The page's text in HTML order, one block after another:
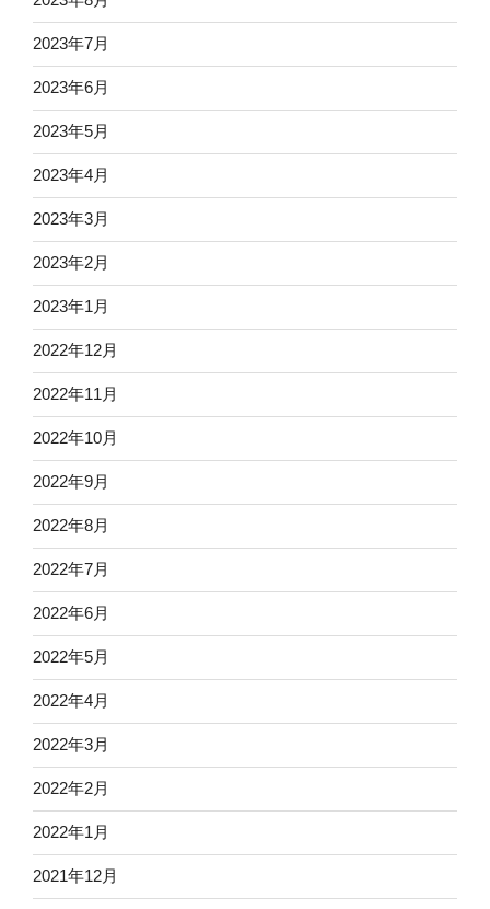
2023年7月
2023年6月
2023年5月
2023年4月
2023年3月
2023年2月
2023年1月
2022年12月
2022年11月
2022年10月
2022年9月
2022年8月
2022年7月
2022年6月
2022年5月
2022年4月
2022年3月
2022年2月
2022年1月
2021年12月